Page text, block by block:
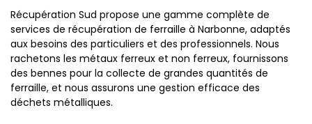
Récupération Sud propose une gamme complète de
services de récupération de ferraille à Narbonne, adaptés
aux besoins des particuliers et des professionnels. Nous
rachetons les métaux ferreux et non ferreux, fournissons
des bennes pour la collecte de grandes quantités de
ferraille, et nous assurons une gestion efficace des
déchets métalliques.